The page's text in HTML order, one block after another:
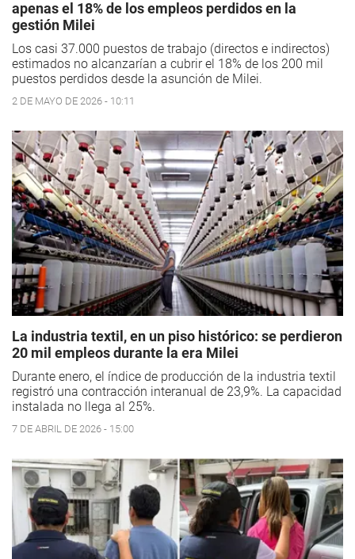
apenas el 18% de los empleos perdidos en la
gestión Milei
Los casi 37.000 puestos de trabajo (directos e indirectos)
estimados no alcanzarían a cubrir el 18% de los 200 mil
puestos perdidos desde la asunción de Milei.
2 DE MAYO DE 2026 - 10:11
La industria textil, en un piso histórico: se perdieron
20 mil empleos durante la era Milei
Durante enero, el índice de producción de la industria textil
registró una contracción interanual de 23,9%. La capacidad
instalada no llega al 25%.
7 DE ABRIL DE 2026 - 15:00